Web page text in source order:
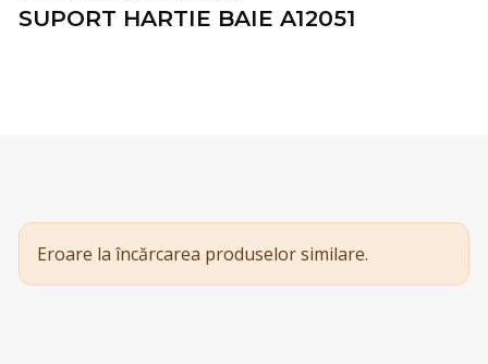
SUPORT HARTIE BAIE A12051
Eroare la încărcarea produselor similare.